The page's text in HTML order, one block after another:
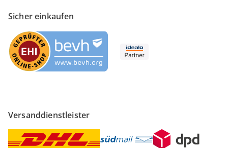
Sicher einkaufen
Versanddienstleister